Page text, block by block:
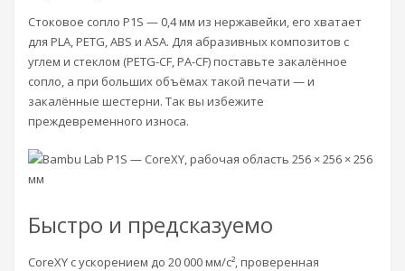
Стоковое сопло P1S — 0,4 мм из нержавейки, его хватает
для PLA, PETG, ABS и ASA. Для абразивных композитов с
углем и стеклом (PETG-CF, PA-CF) поставьте закалённое
сопло, а при больших объёмах такой печати — и
закалённые шестерни. Так вы избежите
преждевременного износа.
Быстро и предсказуемо
CoreXY с ускорением до 20 000 мм/с², проверенная